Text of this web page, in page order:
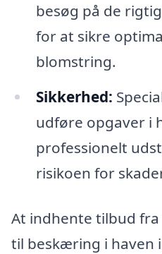
besøg på de
for at sikre
blomstring.
Sikkerhed:
udføre opgaver i
professionelt
risikoen for
At indhente tilbud
til beskæring i haven